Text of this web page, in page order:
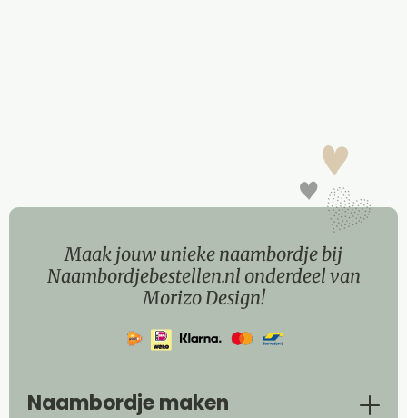
Maak jouw unieke naambordje bij
Naambordjebestellen.nl onderdeel van
Morizo Design!
Naambordje maken